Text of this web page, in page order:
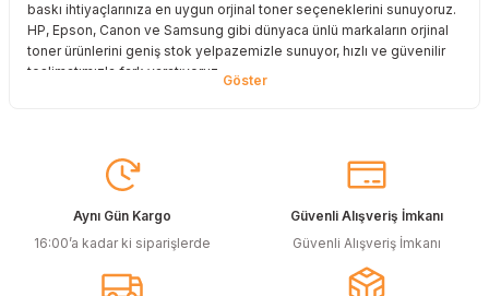
baskı ihtiyaçlarınıza en uygun orjinal toner seçeneklerini sunuyoruz.
HP, Epson, Canon ve Samsung gibi dünyaca ünlü markaların orjinal
toner ürünlerini geniş stok yelpazemizle sunuyor, hızlı ve güvenilir
teslimatımızla fark yaratıyoruz.
istiyorsunuz? O halde muadil toner çözümlerimize göz atmalısınız!
Muadil toner ürünlerimiz, orijinal kalitesine en yakın performansı
sunacak şekilde test edilmiştir. Böylece, baskı kalitenizden ödün
vermeden bütçenizi koruyabilirsiniz. Özellikle büyük hacimli
baskılar yapan işletmeler için muadil toner, tasarruf sağlamanın en
akıllı yollarından biri!
Aynı Gün Kargo
16:00’a kadar ki siparişlerde
Güvenli Alışveriş İmkanı
Güvenli Alışveriş İmkanı